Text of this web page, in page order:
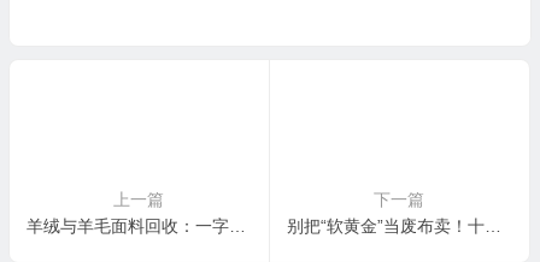
上一篇
羊绒与羊毛面料回收：一字之差，价差如鸿沟！十年行家拆解“十倍级”差距背后的真相
下一篇
别把“软黄金”当废布卖！十年行家详解：专业羊绒、双面呢大衣面料如何高价回收